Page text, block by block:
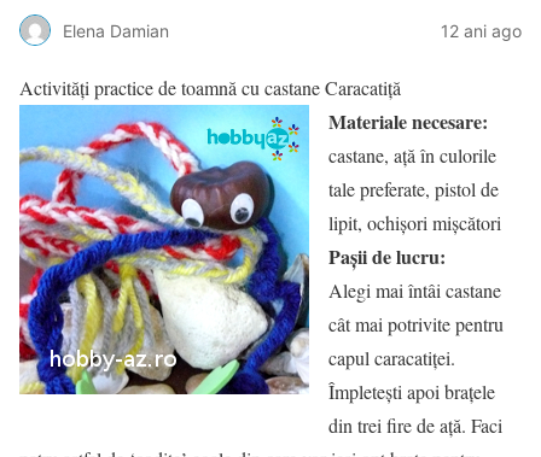
Elena Damian 12 ani ago
Activități practice de toamnă cu castane Caracatiță
Materiale necesare:
castane, ață în culorile
tale preferate, pistol de
lipit, ochișori mișcători
Pașii de lucru:
Alegi mai întâi castane
cât mai potrivite pentru
capul caracatiței.
Împletești apoi brațele
din trei fire de ață. Faci